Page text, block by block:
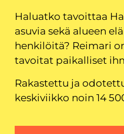
Haluatko tavoittaa
asuvia sekä alueen
henkilöitä? Reimari
tavoitat paikalliset
Rakastettu ja
keskiviikko noin 14